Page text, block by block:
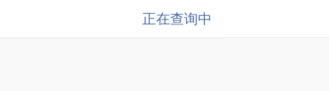
正在查询中